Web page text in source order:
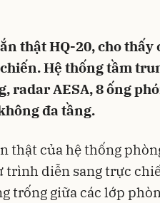
thật HQ-20, cho
Hệ thống tầm
radar AESA, 8 ống
đa tầng.
thật của hệ thống
trình diễn sang trực
trống giữa các lớp